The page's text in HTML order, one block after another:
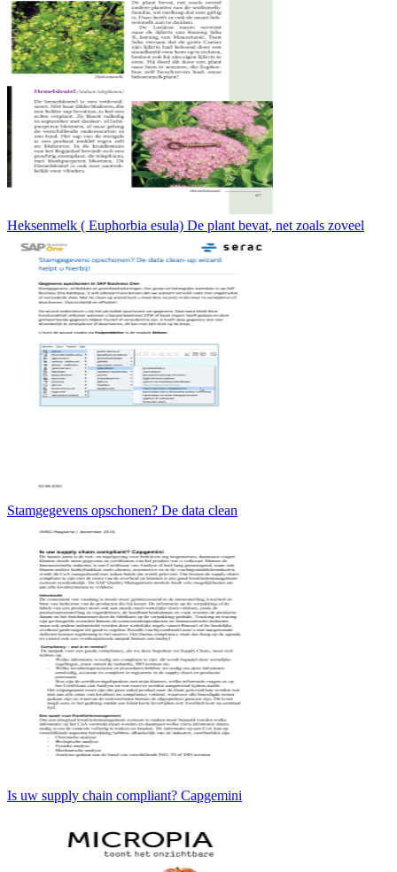
Heksenmelk ( Euphorbia esula) De plant bevat, net zoals zoveel
Stamgegevens opschonen? De data clean
Is uw supply chain compliant? Capgemini